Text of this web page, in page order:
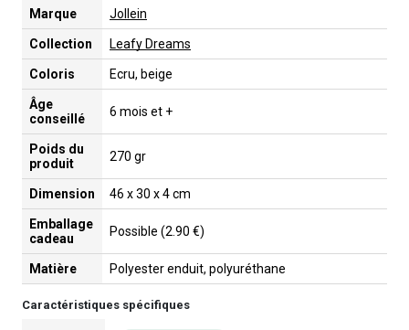
Marque Jollein
Collection Leafy Dreams
Coloris Ecru, beige
Âge
conseillé
6 mois et +
Poids du
produit
270 gr
Dimension 46 x 30 x 4 cm
Emballage
cadeau
Possible (2.90 €)
Matière Polyester enduit, polyuréthane
Caractéristiques spécifiques